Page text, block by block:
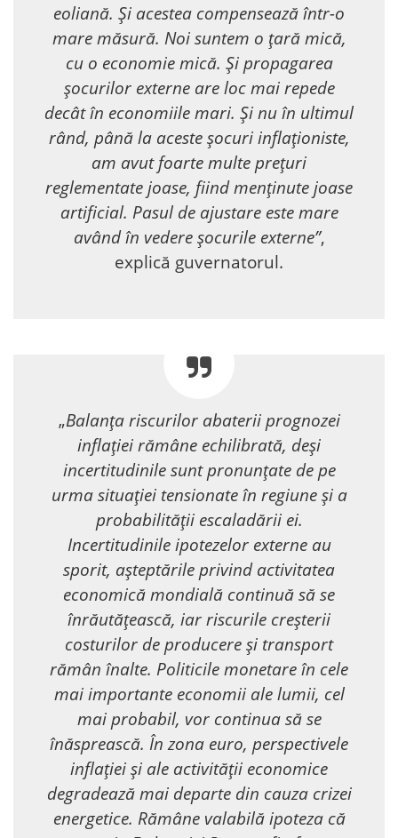
eoliană. Și acestea compensează într-o
mare măsură. Noi suntem o țară mică,
cu o economie mică. Și propagarea
șocurilor externe are loc mai repede
decât în economiile mari. Și nu în ultimul
rând, până la aceste șocuri inflaționiste,
am avut foarte multe prețuri
reglementate joase, fiind menținute joase
artificial. Pasul de ajustare este mare
având în vedere șocurile externe”,
explică guvernatorul.
„Balanța riscurilor abaterii prognozei
inflației rămâne echilibrată, deși
incertitudinile sunt pronunțate de pe
urma situației tensionate în regiune și a
probabilității escaladării ei.
Incertitudinile ipotezelor externe au
sporit, așteptările privind activitatea
economică mondială continuă să se
înrăutățească, iar riscurile creșterii
costurilor de producere și transport
rămân înalte. Politicile monetare în cele
mai importante economii ale lumii, cel
mai probabil, vor continua să se
înăsprească. În zona euro, perspectivele
inflației și ale activității economice
degradează mai departe din cauza crizei
energetice. Rămâne valabilă ipoteza că